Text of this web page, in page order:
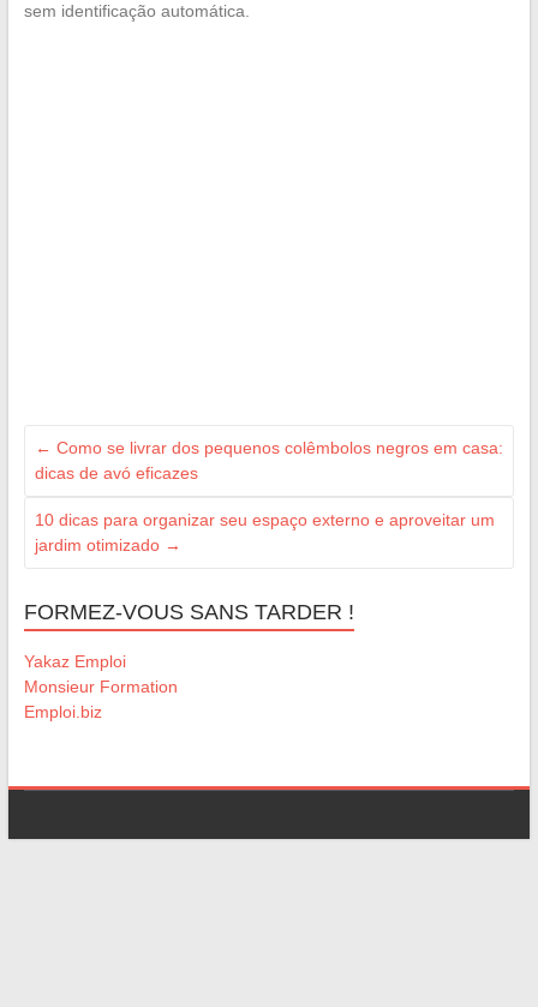
sem identificação automática.
← Como se livrar dos pequenos colêmbolos negros em casa:
dicas de avó eficazes
10 dicas para organizar seu espaço externo e aproveitar um
jardim otimizado →
FORMEZ-VOUS SANS TARDER !
Yakaz Emploi
Monsieur Formation
Emploi.biz